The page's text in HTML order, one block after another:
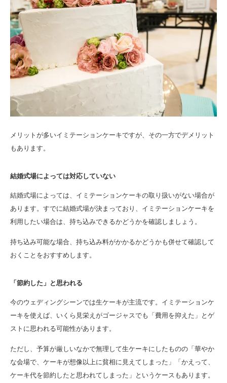
メリットが多いイミテーションケーキですが、その一方でデメリット
もあります。
結婚式場によっては対応していない
結婚式場によっては、イミテーションケーキの取り扱いがない場合が
あります。すでに結婚式場が決まっており、イミテーションケーキを
利用したい場合は、持ち込みできるかどうかを確認しましょう。
持ち込み可能な場合、持ち込み料がかかるかどうかも併せて確認して
おくことをおすすめします。
「節約した」と思われる
今のウェディングシーンでは生ケーキが主流です。イミテーションケ
ーキを使えば、いくら見栄えがゴージャスでも「費用を抑えた」とゲ
ストに思われる可能性があります。
ただし、予算が厳しいなかで無理して生ケーキにしたものの「華やか
な会場で、ケーキが想像以上に貧相に見えてしまった」「かえって、
ケーキ代を節約したと思われてしまった」というケースもあります。